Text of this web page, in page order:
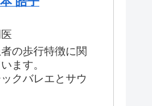
の歩行特徴に関
ます。
クバレエとサウ